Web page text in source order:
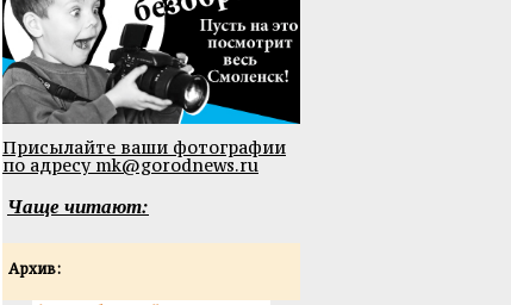
Присылайте ваши фотографии
по адресу mk@gorodnews.ru
Чаще читают:
Архив: